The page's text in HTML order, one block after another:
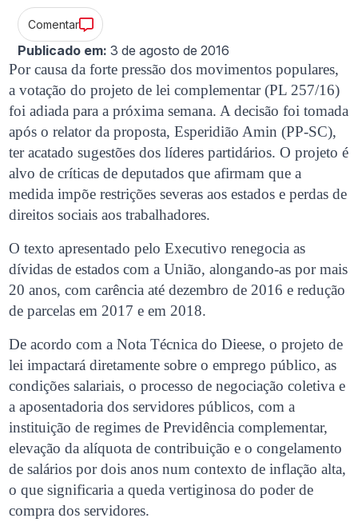
Comentar
Publicado em: 3 de agosto de 2016
Por causa da forte pressão dos movimentos populares,
a votação do projeto de lei complementar (PL 257/16)
foi adiada para a próxima semana. A decisão foi tomada
após o relator da proposta, Esperidião Amin (PP-SC),
ter acatado sugestões dos líderes partidários. O projeto é
alvo de críticas de deputados que afirmam que a
medida impõe restrições severas aos estados e perdas de
direitos sociais aos trabalhadores.
O texto apresentado pelo Executivo renegocia as
dívidas de estados com a União, alongando-as por mais
20 anos, com carência até dezembro de 2016 e redução
de parcelas em 2017 e em 2018.
De acordo com a Nota Técnica do Dieese, o projeto de
lei impactará diretamente sobre o emprego público, as
condições salariais, o processo de negociação coletiva e
a aposentadoria dos servidores públicos, com a
instituição de regimes de Previdência complementar,
elevação da alíquota de contribuição e o congelamento
de salários por dois anos num contexto de inflação alta,
o que significaria a queda vertiginosa do poder de
compra dos servidores.